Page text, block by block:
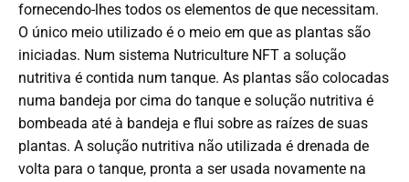
fornecendo-lhes todos os elementos de que necessitam.
O único meio utilizado é o meio em que as plantas são
iniciadas. Num sistema Nutriculture NFT a solução
nutritiva é contida num tanque. As plantas são colocadas
numa bandeja por cima do tanque e solução nutritiva é
bombeada até à bandeja e flui sobre as raízes de suas
plantas. A solução nutritiva não utilizada é drenada de
volta para o tanque, pronta a ser usada novamente na